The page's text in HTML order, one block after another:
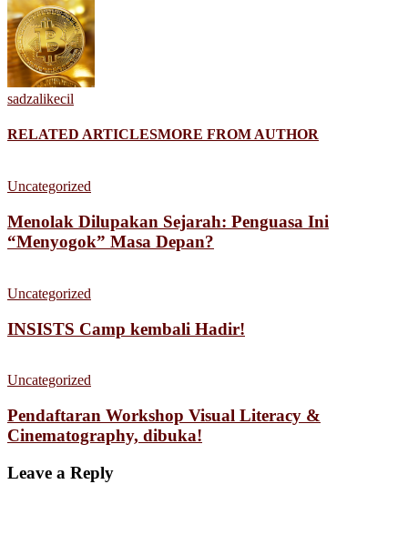
sadzalikecil
RELATED ARTICLESMORE FROM AUTHOR
Uncategorized
Menolak Dilupakan Sejarah: Penguasa Ini
“Menyogok” Masa Depan?
Uncategorized
INSISTS Camp kembali Hadir!
Uncategorized
Pendaftaran Workshop Visual Literacy &
Cinematography, dibuka!
Leave a Reply